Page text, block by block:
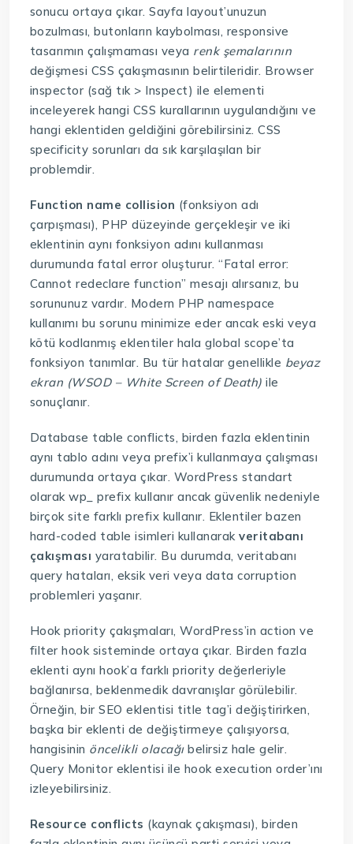
sonucu ortaya çıkar. Sayfa layout’unuzun
bozulması, butonların kaybolması, responsive
tasarımın çalışmaması veya renk şemalarının
değişmesi CSS çakışmasının belirtileridir. Browser
inspector (sağ tık > Inspect) ile elementi
inceleyerek hangi CSS kurallarının uygulandığını ve
hangi eklentiden geldiğini görebilirsiniz. CSS
specificity sorunları da sık karşılaşılan bir
problemdir.
Function name collision (fonksiyon adı
çarpışması), PHP düzeyinde gerçekleşir ve iki
eklentinin aynı fonksiyon adını kullanması
durumunda fatal error oluşturur. “Fatal error:
Cannot redeclare function” mesajı alırsanız, bu
sorununuz vardır. Modern PHP namespace
kullanımı bu sorunu minimize eder ancak eski veya
kötü kodlanmış eklentiler hala global scope’ta
fonksiyon tanımlar. Bu tür hatalar genellikle beyaz
ekran (WSOD – White Screen of Death) ile
sonuçlanır.
Database table conflicts, birden fazla eklentinin
aynı tablo adını veya prefix’i kullanmaya çalışması
durumunda ortaya çıkar. WordPress standart
olarak wp_ prefix kullanır ancak güvenlik nedeniyle
birçok site farklı prefix kullanır. Eklentiler bazen
hard-coded table isimleri kullanarakveritabanı
çakışması yaratabilir. Bu durumda, veritabanı
query hataları, eksik veri veya data corruption
problemleri yaşanır.
Hook priority çakışmaları, WordPress’in action ve
filter hook sisteminde ortaya çıkar. Birden fazla
eklenti aynı hook’a farklı priority değerleriyle
bağlanırsa, beklenmedik davranışlar görülebilir.
Örneğin, bir SEO eklentisi title tag’i değiştirirken,
başka bir eklenti de değiştirmeye çalışıyorsa,
hangisinin öncelikli olacağıbelirsiz hale gelir.
Query Monitor eklentisi ile hook execution order’ını
izleyebilirsiniz.
Resource conflicts (kaynak çakışması), birden